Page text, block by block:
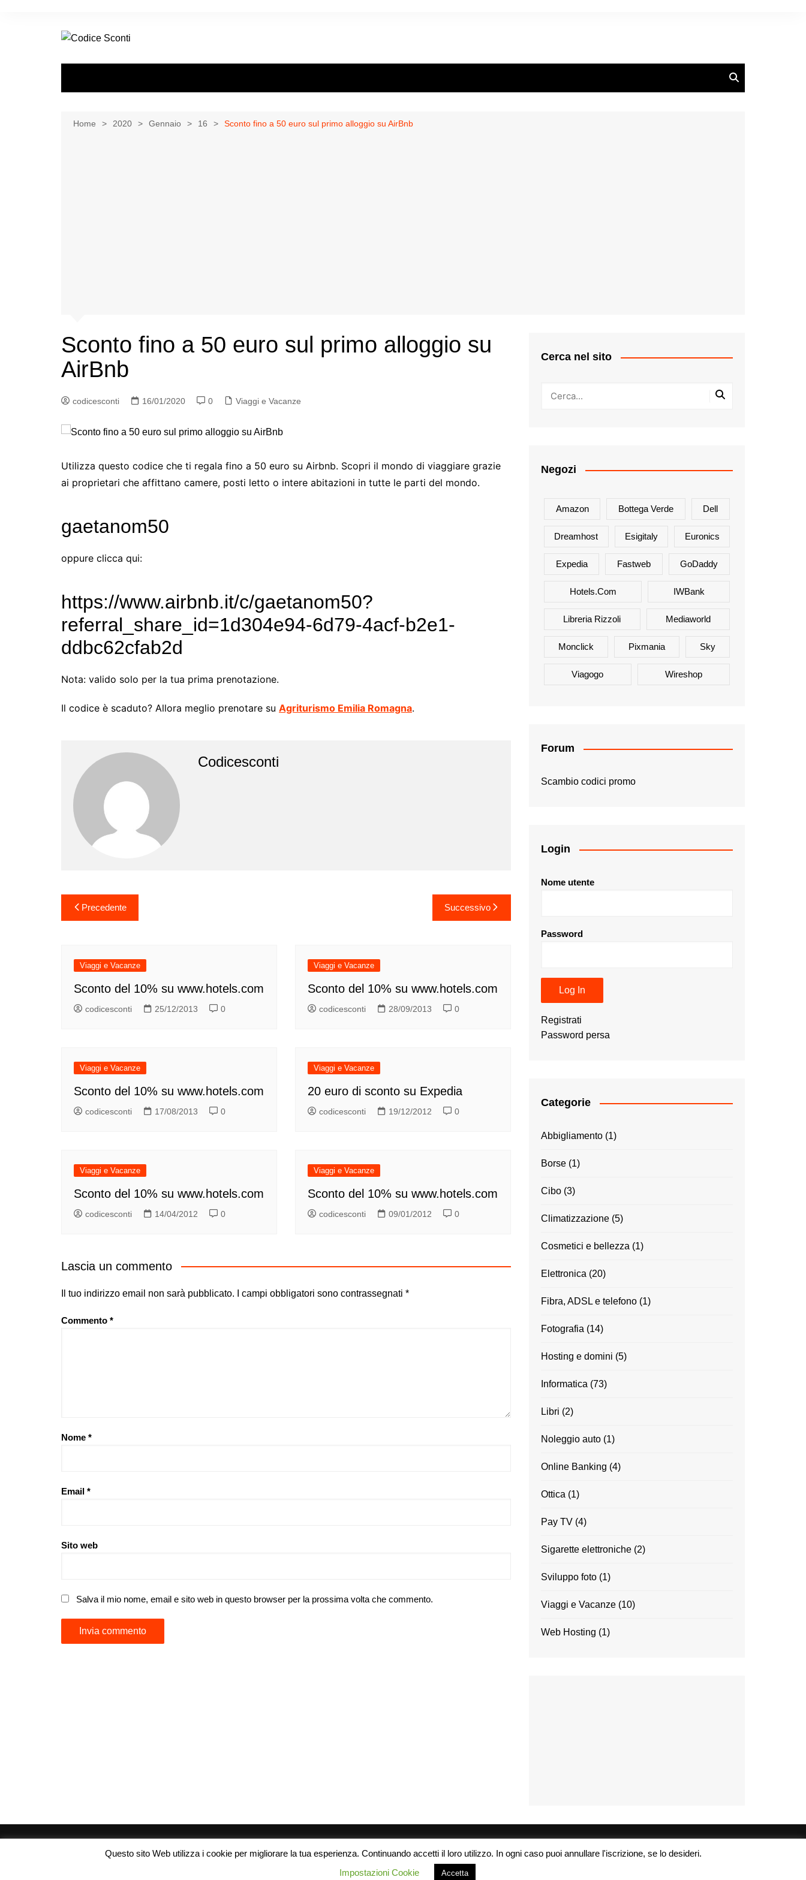
Home 2020 Gennaio 16 Sconto fino a 50 euro sul primo alloggio su AirBnb
Sconto fino a 50 euro sul primo alloggio su
AirBnb
codicesconti 16/01/2020 0 Viaggi e Vacanze
Utilizza questo codice che ti regala fino a 50 euro su Airbnb. Scopri il mondo di viaggiare grazie
ai proprietari che affittano camere, posti letto o intere abitazioni in tutte le parti del mondo.
gaetanom50
oppure clicca qui:
https://www.airbnb.it/c/gaetanom50?
referral_share_id=1d304e94-6d79-4acf-b2e1-
ddbc62cfab2d
Nota: valido solo per la tua prima prenotazione.
Il codice è scaduto? Allora meglio prenotare su Agriturismo Emilia Romagna.
Codicesconti
Navigazione
articoli
Precedente Successivo
Viaggi e Vacanze
Sconto del 10% su www.hotels.com
codicesconti 25/12/2013 0
Viaggi e Vacanze
Sconto del 10% su www.hotels.com
codicesconti 28/09/2013 0
Viaggi e Vacanze
Sconto del 10% su www.hotels.com
codicesconti 17/08/2013 0
Viaggi e Vacanze
20 euro di sconto su Expedia
codicesconti 19/12/2012 0
Viaggi e Vacanze
Sconto del 10% su www.hotels.com
codicesconti 14/04/2012 0
Viaggi e Vacanze
Sconto del 10% su www.hotels.com
codicesconti 09/01/2012 0
Lascia un commento
Il tuo indirizzo email non sarà pubblicato. I campi obbligatori sono contrassegnati *
Commento *
Nome *
Email *
Sito web
Salva il mio nome, email e sito web in questo browser per la prossima volta che commento.
Cerca nel sito
Negozi
Amazon Bottega Verde Dell
Dreamhost Esigitaly Euronics
Expedia Fastweb GoDaddy
Hotels.com IWBank
Libreria Rizzoli Mediaworld
Monclick Pixmania Sky
Viagogo Wireshop
Forum
Scambio codici promo
Login
Nome utente
Password
Registrati
Password persa
Categorie
Abbigliamento (1)
Borse (1)
Cibo (3)
Climatizzazione (5)
Cosmetici e bellezza (1)
Elettronica (20)
Fibra, ADSL e telefono (1)
Fotografia (14)
Hosting e domini (5)
Informatica (73)
Libri (2)
Noleggio auto (1)
Online Banking (4)
Ottica (1)
Pay TV (4)
Sigarette elettroniche (2)
Sviluppo foto (1)
Viaggi e Vacanze (10)
Web Hosting (1)
Questo sito Web utilizza i cookie per migliorare la tua esperienza. Continuando accetti il loro utilizzo. In ogni caso puoi annullare l'iscrizione, se lo desideri.
Impostazioni Cookie
Accetta